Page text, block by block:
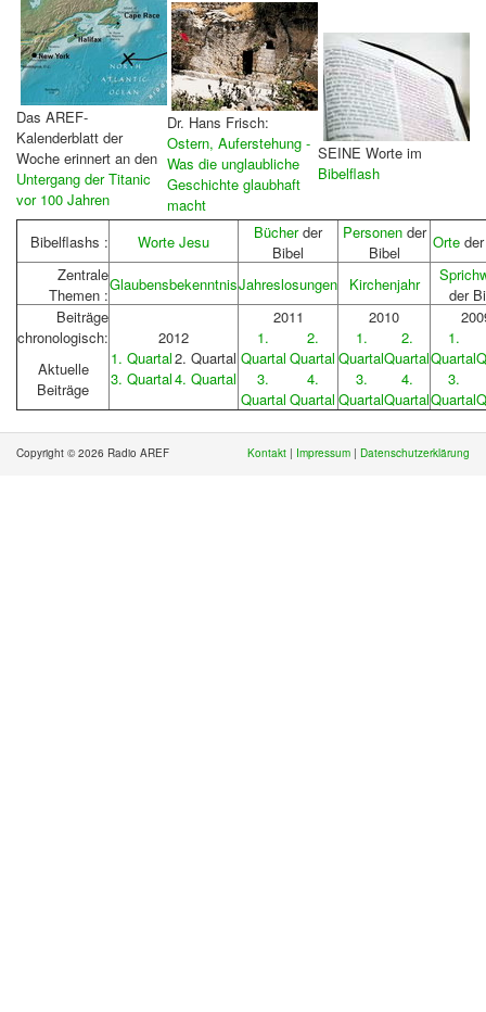
Das AREF-
Kalenderblatt der
Woche erinnert an den
Untergang der Titanic
vor 100 Jahren
Dr. Hans Frisch:
Ostern, Auferstehung -
Was die unglaubliche
Geschichte glaubhaft
macht
SEINE Worte im
Bibelflash
Bibelflashs : Worte Jesu Bücherder
Bibel
Personender
Bibel
Orte
Zentrale
Themen :
GlaubensbekenntnisJahreslosungen Kirchenjahr
der
Beiträge
chronologisch:
Aktuelle
Beiträge
2012
1. Quartal2. Quartal
3. Quartal4. Quartal
2011
1.
Quartal
2.
Quartal
3.
Quartal
4.
Quartal
2010
1.
Quartal
2.
Quartal
3.
Quartal
4.
Quartal
1.
Quartal
3.
Quartal
Copyright © 2026 Radio AREF Kontakt | Impressum | Datenschutzerklärung